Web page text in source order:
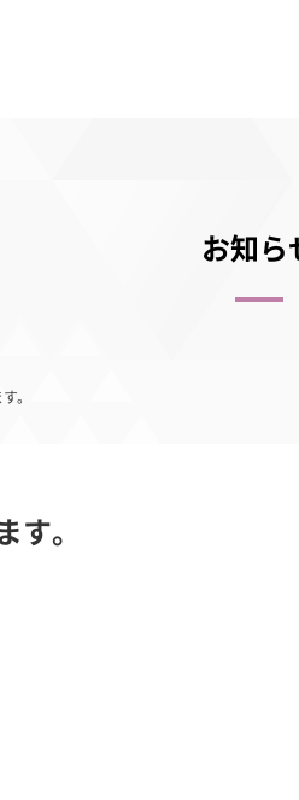
お知ら
。
す。